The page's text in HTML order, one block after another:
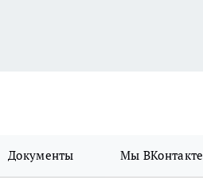
Документы Мы ВКонтакте